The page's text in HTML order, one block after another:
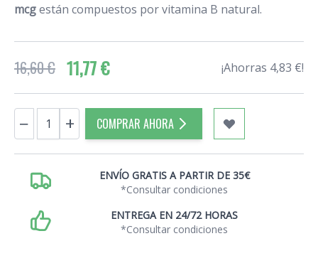
mcgestán compuestos por vitamina B natural.
16,60 € 11,77 € ¡Ahorras 4,83 €!
Cantidad
− + COMPRAR AHORA
ENVÍO GRATIS A PARTIR DE 35€
*Consultar condiciones
ENTREGA EN 24/72 HORAS
*Consultar condiciones